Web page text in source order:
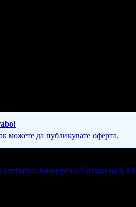
можете да публикувате оферта.
Концерт на Сигнал на 6